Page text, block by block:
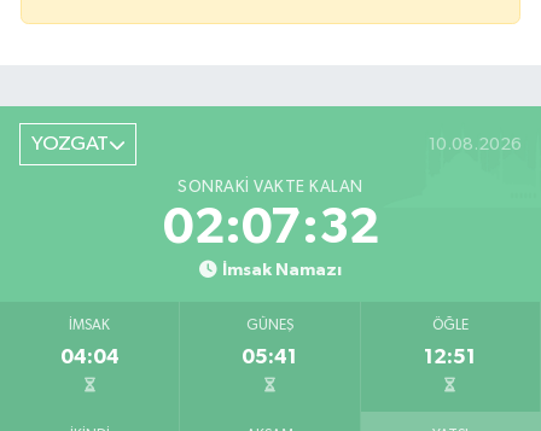
YOZGAT 10.08.2026
SONRAKI VAKTE KALAN
02:07:32
İmsak Namazı
İMSAK
04:04
GÜNEŞ
05:41
ÖĞLE
12:51